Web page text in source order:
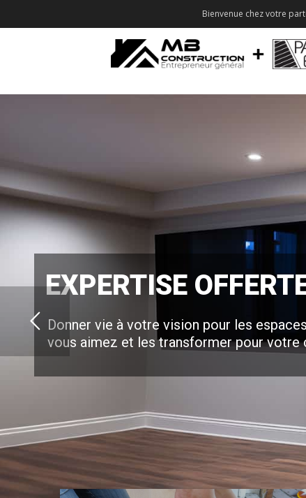
Bienvenue chez votre
EXPERTISE
Donner vie à votre vision pour les
vous aimez et les transformer pour votre